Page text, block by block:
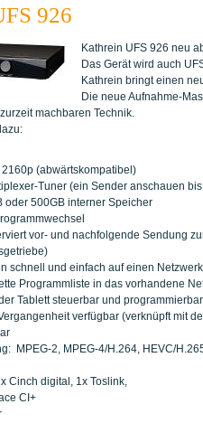
926
Kathrein UFS 926 neu
Das Gerät wird auch
Kathrein bringt einen
Die neue Aufnahme-
machbaren Technik.
(abwärtskompatibel)
Tuner (ein Sender anschauen
oder 500GB interner Speicher
vor- und nachfolgende Sendung
schnell und einfach auf einen
Programmliste in das vorhandene
Tablett steuerbar und
verfügbar (verknüpft mit
MPEG-2, MPEG-4/H.264, HEVC/
Cinch digital, 1x Toslink,
CI+